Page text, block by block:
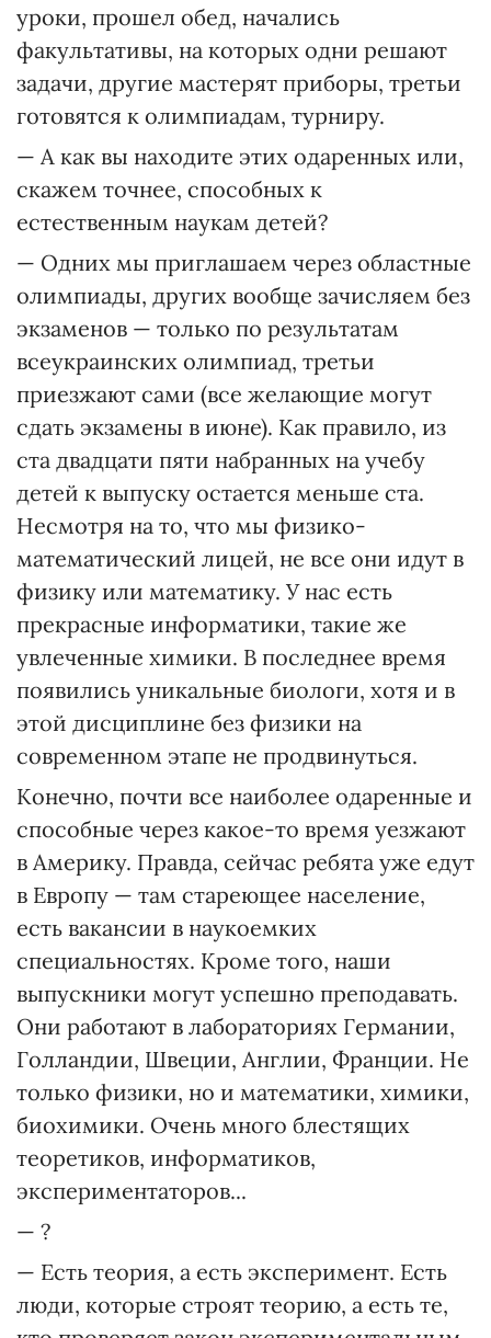
уроки, прошел обед, начались
факультативы, на которых одни решают
задачи, другие мастерят приборы, третьи
готовятся к олимпиадам, турниру.
— А как вы находите этих одаренных или,
скажем точнее, способных к
естественным наукам детей?
— Одних мы приглашаем через областные
олимпиады, других вообще зачисляем без
экзаменов — только по результатам
всеукраинских олимпиад, третьи
приезжают сами (все желающие могут
сдать экзамены в июне). Как правило, из
ста двадцати пяти набранных на учебу
детей к выпуску остается меньше ста.
Несмотря на то, что мы физико-
математический лицей, не все они идут в
физику или математику. У нас есть
прекрасные информатики, такие же
увлеченные химики. В последнее время
появились уникальные биологи, хотя и в
этой дисциплине без физики на
современном этапе не продвинуться.
Конечно, почти все наиболее одаренные и
способные через какое-то время уезжают
в Америку. Правда, сейчас ребята уже едут
в Европу — там стареющее население,
есть вакансии в наукоемких
специальностях. Кроме того, наши
выпускники могут успешно преподавать.
Они работают в лабораториях Германии,
Голландии, Швеции, Англии, Франции. Не
только физики, но и математики, химики,
биохимики. Очень много блестящих
теоретиков, информатиков,
экспериментаторов...
— ?
— Есть теория, а есть эксперимент. Есть
люди, которые строят теорию, а есть те,